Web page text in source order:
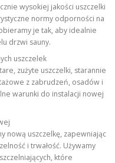
wysokiej jakości uszczelki
normy odporności na
je tak, aby idealnie
drzwi sauny.
uszczelek
zużyte uszczelki, starannie
z zabrudzeń, osadów i
warunki do instalacji nowej
nową uszczelkę, zapewniając
i trwałość. Używamy
które